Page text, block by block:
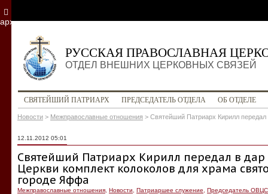
РУССКАЯ ПРАВОСЛАВНАЯ
ОТДЕЛ ВНЕШНИХ ЦЕРКОВНЫХ СВЯЗЕЙ
СВЯТЕЙШИЙ ПАТРИАРХ ПРЕДСЕДАТЕЛЬ ОТДЕЛА ОБ ОТДЕЛЕ
Новости > Межправославные отношения > Святейший Патриарх Кирилл
12.11.2012 05:01
Святейший Патриарх Кирилл передал в
Церкви комплект колоколов для храма
городе Яффа
Межправославные отношения Новости Патриаршее служение Председатель ОВЦС
архив